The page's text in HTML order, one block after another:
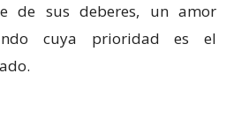
de sus deberes, un amor
cuya prioridad es el